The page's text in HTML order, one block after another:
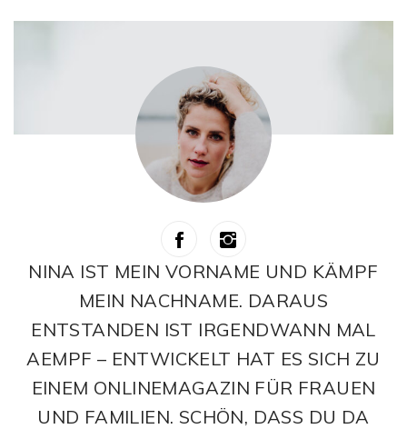
NINA IST MEIN VORNAME UND KÄMPF
MEIN NACHNAME. DARAUS
ENTSTANDEN IST IRGENDWANN MAL
AEMPF – ENTWICKELT HAT ES SICH ZU
EINEM ONLINEMAGAZIN FÜR FRAUEN
UND FAMILIEN. SCHÖN, DASS DU DA